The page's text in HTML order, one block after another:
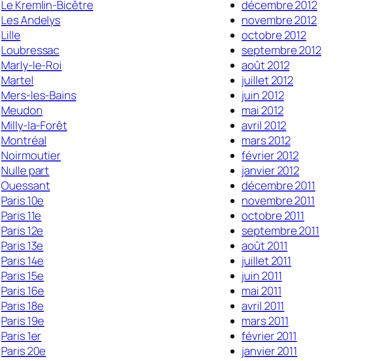
Le Kremlin-Bicêtre
Les Andelys
Lille
Loubressac
Marly-le-Roi
Martel
Mers-les-Bains
Meudon
Milly-la-Forêt
Montréal
Noirmoutier
Nulle part
Ouessant
Paris 10e
Paris 11e
Paris 12e
Paris 13e
Paris 14e
Paris 15e
Paris 16e
Paris 18e
Paris 19e
Paris 1er
Paris 20e
décembre 2012
novembre 2012
octobre 2012
septembre 2012
août 2012
juillet 2012
juin 2012
mai 2012
avril 2012
mars 2012
février 2012
janvier 2012
décembre 2011
novembre 2011
octobre 2011
septembre 2011
août 2011
juillet 2011
juin 2011
mai 2011
avril 2011
mars 2011
février 2011
janvier 2011